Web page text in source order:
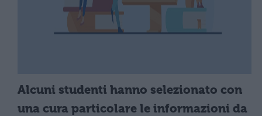
Alcuni studenti hanno selezionato con
una cura particolare le informazioni da